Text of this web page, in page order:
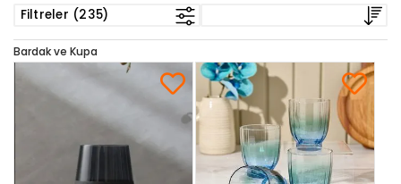
Filtreler (235)
Bardak ve Kupa